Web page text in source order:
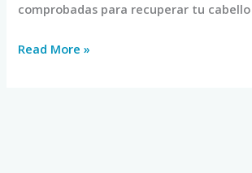
comprobadas para recuperar tu cabello
Read More »